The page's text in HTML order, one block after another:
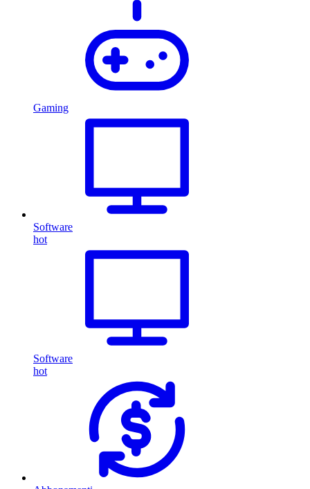
Gaming
Software
hot
Software
hot